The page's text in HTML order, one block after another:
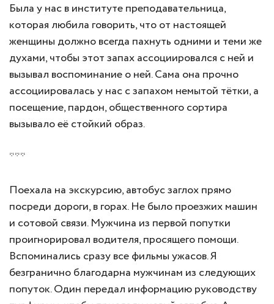
Была у нас в институте преподавательница,
которая любила говорить, что от настоящей
женщины должно всегда пахнуть одними и теми же
духами, чтобы этот запах ассоциировался с ней и
вызывал воспоминание о ней. Сама она прочно
ассоциировалась у нас с запахом немытой тётки, а
посещение, пардон, общественного сортира
вызывало её стойкий образ.
***
Поехала на экскурсию, автобус заглох прямо
посреди дороги, в горах. Не было проезжих машин
и сотовой связи. Мужчина из первой попутки
проигнорировал водителя, просящего помощи.
Вспоминались сразу все фильмы ужасов. Я
безгранично благодарна мужчинам из следующих
попуток. Один передал информацию руководству